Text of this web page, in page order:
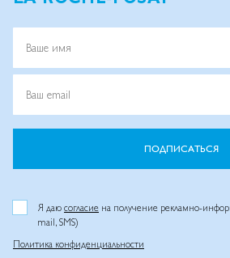
Ваше имя
Ваш email
Я даю согласие на получение рекламно-
mail, SMS)
Политика конфиденциальности
ПОДПИСАТЬСЯ